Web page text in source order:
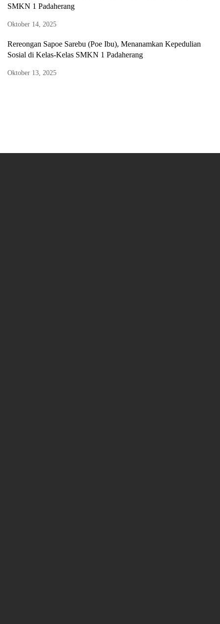
SMKN 1 Padaherang
Oktober 14, 2025
Rereongan Sapoe Sarebu (Poe Ibu), Menanamkan Kepedulian
Sosial di Kelas-Kelas SMKN 1 Padaherang
Oktober 13, 2025